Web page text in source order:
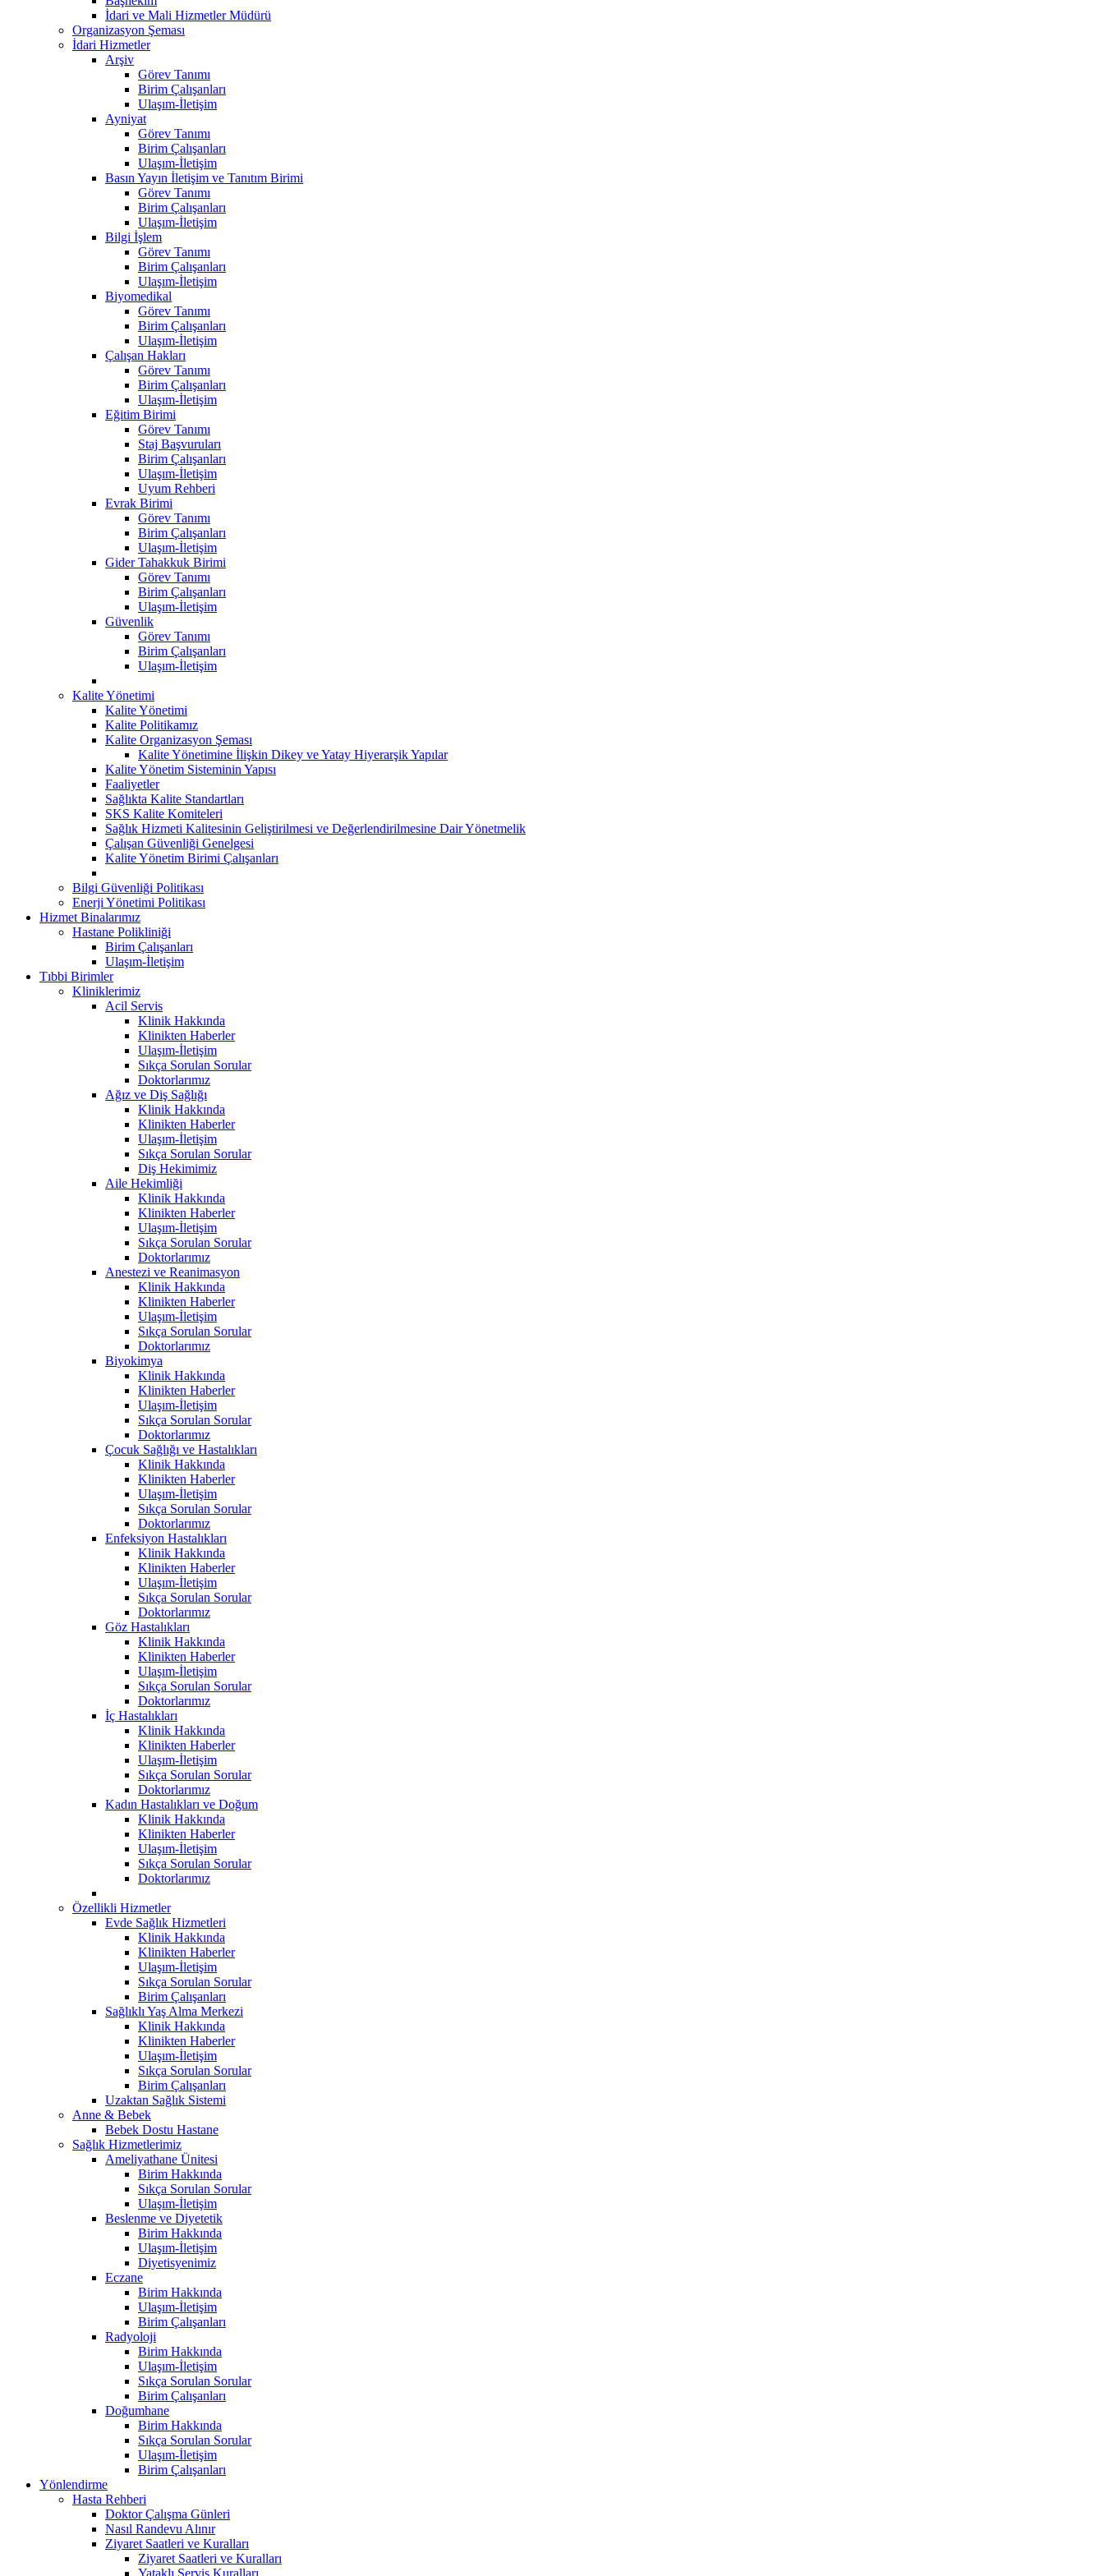
İdari ve Mali Hizmetler Müdürü
Organizasyon Şeması
İdari Hizmetler
Arşiv
Görev Tanımı
Birim Çalışanları
Ulaşım-İletişim
Ayniyat
Görev Tanımı
Birim Çalışanları
Ulaşım-İletişim
Basın Yayın İletişim ve Tanıtım Birimi
Görev Tanımı
Birim Çalışanları
Ulaşım-İletişim
Bilgi İşlem
Görev Tanımı
Birim Çalışanları
Ulaşım-İletişim
Biyomedikal
Görev Tanımı
Birim Çalışanları
Ulaşım-İletişim
Çalışan Hakları
Görev Tanımı
Birim Çalışanları
Ulaşım-İletişim
Eğitim Birimi
Görev Tanımı
Staj Başvuruları
Birim Çalışanları
Ulaşım-İletişim
Uyum Rehberi
Evrak Birimi
Görev Tanımı
Birim Çalışanları
Ulaşım-İletişim
Gider Tahakkuk Birimi
Görev Tanımı
Birim Çalışanları
Ulaşım-İletişim
Güvenlik
Görev Tanımı
Birim Çalışanları
Ulaşım-İletişim
Kalite Yönetimi
Kalite Yönetimi
Kalite Politikamız
Kalite Organizasyon Şeması
Kalite Yönetimine İlişkin Dikey ve Yatay Hiyerarşik Yapılar
Kalite Yönetim Sisteminin Yapısı
Faaliyetler
Sağlıkta Kalite Standartları
SKS Kalite Komiteleri
Sağlık Hizmeti Kalitesinin Geliştirilmesi ve Değerlendirilmesine Dair Yönetmelik
Çalışan Güvenliği Genelgesi
Kalite Yönetim Birimi Çalışanları
Bilgi Güvenliği Politikası
Enerji Yönetimi Politikası
Hizmet Binalarımız
Hastane Polikliniği
Birim Çalışanları
Ulaşım-İletişim
Tıbbi Birimler
Kliniklerimiz
Acil Servis
Klinik Hakkında
Klinikten Haberler
Ulaşım-İletişim
Sıkça Sorulan Sorular
Doktorlarımız
Ağız ve Diş Sağlığı
Klinik Hakkında
Klinikten Haberler
Ulaşım-İletişim
Sıkça Sorulan Sorular
Diş Hekimimiz
Aile Hekimliği
Klinik Hakkında
Klinikten Haberler
Ulaşım-İletişim
Sıkça Sorulan Sorular
Doktorlarımız
Anestezi ve Reanimasyon
Klinik Hakkında
Klinikten Haberler
Ulaşım-İletişim
Sıkça Sorulan Sorular
Doktorlarımız
Biyokimya
Klinik Hakkında
Klinikten Haberler
Ulaşım-İletişim
Sıkça Sorulan Sorular
Doktorlarımız
Çocuk Sağlığı ve Hastalıkları
Klinik Hakkında
Klinikten Haberler
Ulaşım-İletişim
Sıkça Sorulan Sorular
Doktorlarımız
Enfeksiyon Hastalıkları
Klinik Hakkında
Klinikten Haberler
Ulaşım-İletişim
Sıkça Sorulan Sorular
Doktorlarımız
Göz Hastalıkları
Klinik Hakkında
Klinikten Haberler
Ulaşım-İletişim
Sıkça Sorulan Sorular
Doktorlarımız
İç Hastalıkları
Klinik Hakkında
Klinikten Haberler
Ulaşım-İletişim
Sıkça Sorulan Sorular
Doktorlarımız
Kadın Hastalıkları ve Doğum
Klinik Hakkında
Klinikten Haberler
Ulaşım-İletişim
Sıkça Sorulan Sorular
Doktorlarımız
Özellikli Hizmetler
Evde Sağlık Hizmetleri
Klinik Hakkında
Klinikten Haberler
Ulaşım-İletişim
Sıkça Sorulan Sorular
Birim Çalışanları
Sağlıklı Yaş Alma Merkezi
Klinik Hakkında
Klinikten Haberler
Ulaşım-İletişim
Sıkça Sorulan Sorular
Birim Çalışanları
Uzaktan Sağlık Sistemi
Anne & Bebek
Bebek Dostu Hastane
Sağlık Hizmetlerimiz
Ameliyathane Ünitesi
Birim Hakkında
Sıkça Sorulan Sorular
Ulaşım-İletişim
Beslenme ve Diyetetik
Birim Hakkında
Ulaşım-İletişim
Diyetisyenimiz
Eczane
Birim Hakkında
Ulaşım-İletişim
Birim Çalışanları
Radyoloji
Birim Hakkında
Ulaşım-İletişim
Sıkça Sorulan Sorular
Birim Çalışanları
Doğumhane
Birim Hakkında
Sıkça Sorulan Sorular
Ulaşım-İletişim
Birim Çalışanları
Yönlendirme
Hasta Rehberi
Doktor Çalışma Günleri
Nasıl Randevu Alınır
Ziyaret Saatleri ve Kuralları
Ziyaret Saatleri ve Kuralları
Yataklı Servis Kuralları